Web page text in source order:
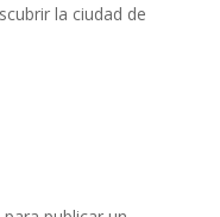
la ciudad de